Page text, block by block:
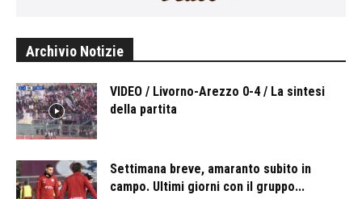
Archivio Notizie
VIDEO / Livorno-Arezzo 0-4 / La sintesi
della partita
Settimana breve, amaranto subito in
campo. Ultimi giorni con il gruppo...